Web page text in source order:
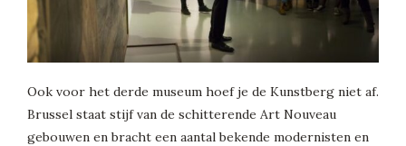
Ook voor het derde museum hoef je de Kunstberg niet af.
Brussel staat stijf van de schitterende Art Nouveau
gebouwen en bracht een aantal bekende modernisten en